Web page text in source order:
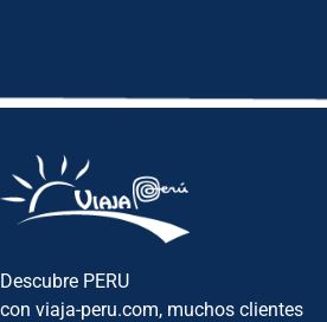
Descubre PERU
con viaja-peru.com, muchos clientes